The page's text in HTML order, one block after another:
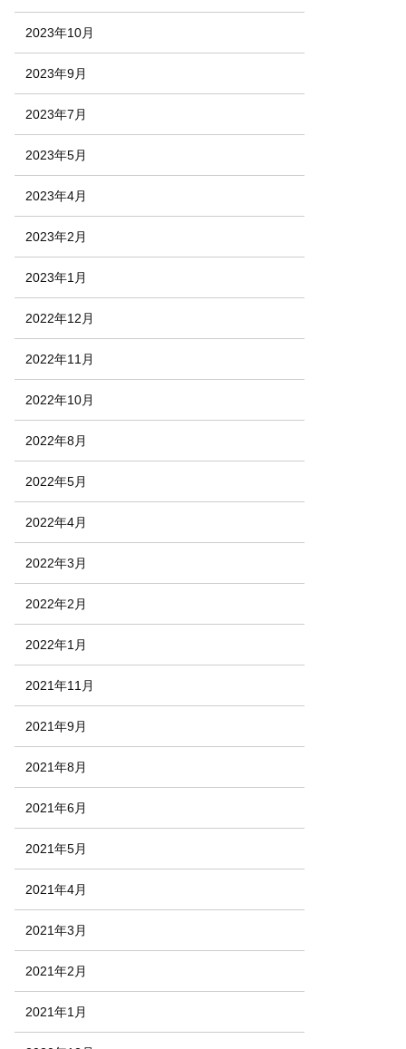
2023年10月
2023年9月
2023年7月
2023年5月
2023年4月
2023年2月
2023年1月
2022年12月
2022年11月
2022年10月
2022年8月
2022年5月
2022年4月
2022年3月
2022年2月
2022年1月
2021年11月
2021年9月
2021年8月
2021年6月
2021年5月
2021年4月
2021年3月
2021年2月
2021年1月